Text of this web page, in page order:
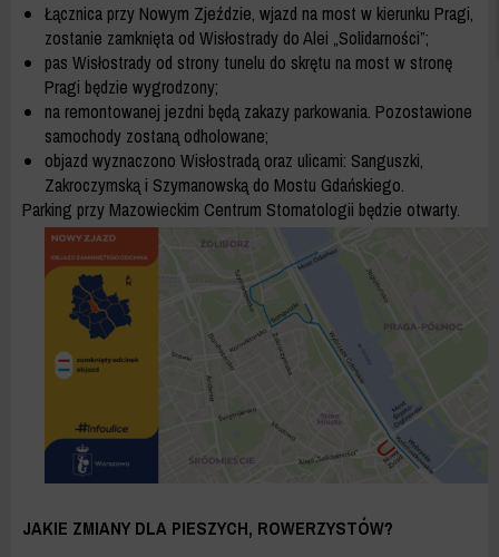
Łącznica przy Nowym Zjeździe, wjazd na most w kierunku Pragi,
zostanie zamknięta od Wisłostrady do Alei „Solidarności”;
pas Wisłostrady od strony tunelu do skrętu na most w stronę
Pragi będzie wygrodzony;
na remontowanej jezdni będą zakazy parkowania. Pozostawione
samochody zostaną odholowane;
objazd wyznaczono Wisłostradą oraz ulicami: Sanguszki,
Zakroczymską i Szymanowską do Mostu Gdańskiego.
Parking przy Mazowieckim Centrum Stomatologii będzie otwarty.
JAKIE ZMIANY DLA PIESZYCH, ROWERZYSTÓW?